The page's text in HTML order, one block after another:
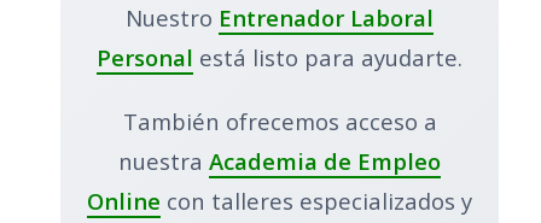
Nuestro Entrenador Laboral
Personal está listo para ayudarte.
También ofrecemos acceso a
nuestraAcademia de Empleo
Online con talleres especializados y